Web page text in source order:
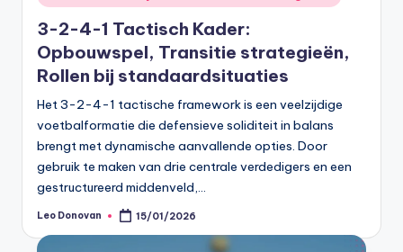
in
3-2-4-1 Tactisch Kader:
Opbouwspel, Transitie strategieën,
Rollen bij standaardsituaties
Het 3-2-4-1 tactische framework is een veelzijdige
voetbalformatie die defensieve soliditeit in balans
brengt met dynamische aanvallende opties. Door
gebruik te maken van drie centrale verdedigers en een
gestructureerd middenveld,…
Posted
Leo Donovan 15/01/2026